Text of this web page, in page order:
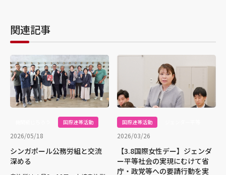
関連記事
国際連帯活動
2026/05/18
シンガポール公務労組と交流
深める
国際連帯活動
2026/03/26
【3.8国際女性デー】ジェンダ
ー平等社会の実現にむけて省
庁・政党等への要請行動を実